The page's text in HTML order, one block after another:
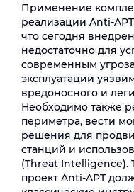
Применение
реализации Anti-
что сегодня
недостаточно для
современным
эксплуатации
вредоносного и
Необходимо также
периметра, вести
решения для
станций и
(Threat Intelligence).
проект Anti-APT